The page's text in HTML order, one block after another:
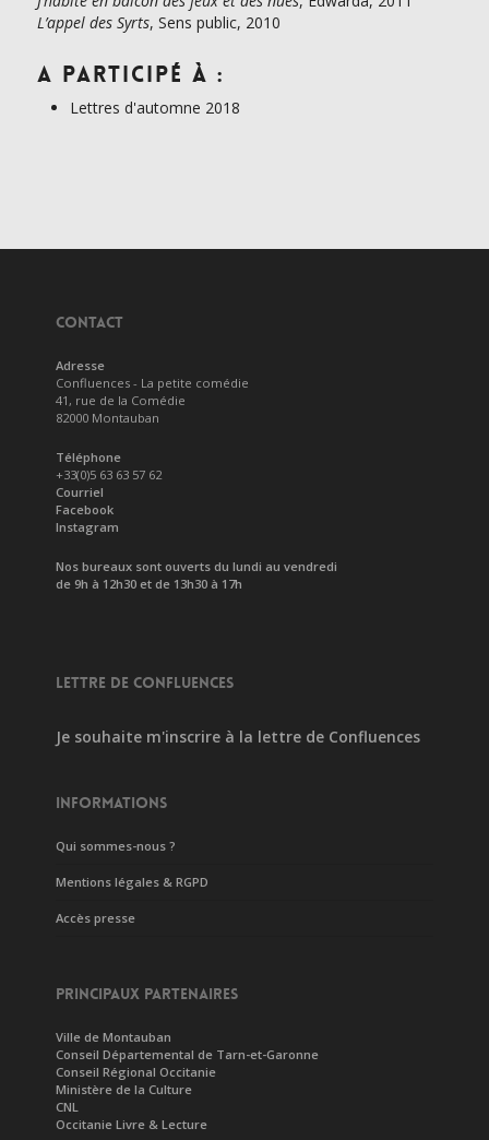
L’appel des Syrts, Sens public, 2010
A participé à :
Lettres d'automne 2018
CONTACT
Adresse
Confluences - La petite comédie
41, rue de la Comédie
82000 Montauban
Téléphone
+33(0)5 63 63 57 62
Courriel
Facebook
Instagram
Nos bureaux sont ouverts du lundi au vendredi
de 9h à 12h30 et de 13h30 à 17h
LETTRE DE CONFLUENCES
Je souhaite m'inscrire à la lettre de Confluences
INFORMATIONS
Qui sommes-nous ?
Mentions légales & RGPD
Accès presse
PRINCIPAUX PARTENAIRES
Ville de Montauban
Conseil Départemental de Tarn-et-Garonne
Conseil Régional Occitanie
Ministère de la Culture
CNL
Occitanie Livre & Lecture